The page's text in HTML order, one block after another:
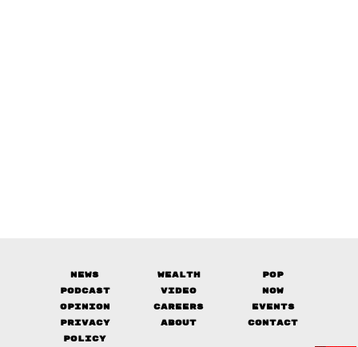
News Wealth
Pop
Podcast
Video
Now
Opinion
Careers
Events
Privacy
Policy
About Contact